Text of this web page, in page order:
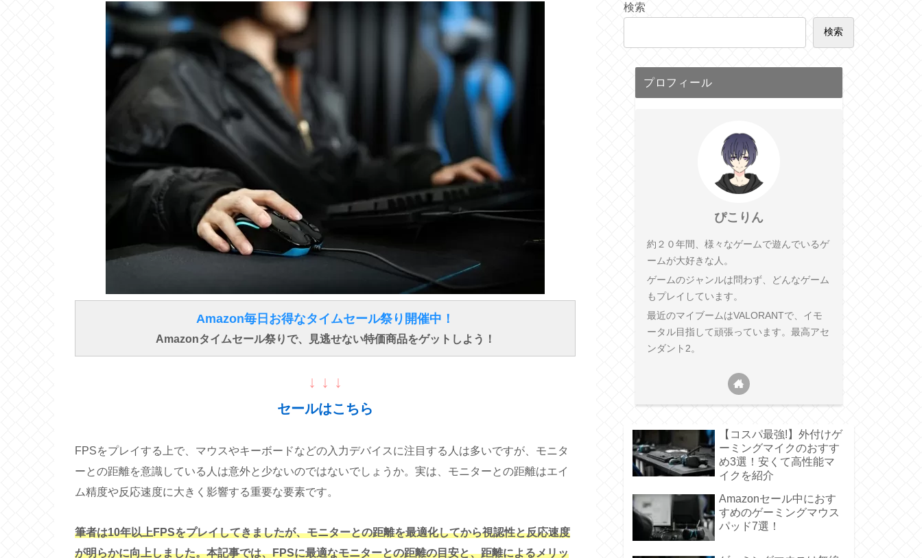
Amazon毎日お得なタイムセール祭り開催中！
Amazonタイムセール祭りで、見逃せない特価商品をゲットしよう！
↓ ↓ ↓
セールはこちら
FPSをプレイする上で、マウスやキーボードなどの入力デバイスに注目する人は多いですが、モニタ
ーとの距離を意識している人は意外と少ないのではないでしょうか。実は、モニターとの距離はエイ
ム精度や反応速度に大きく影響する重要な要素です。
筆者は10年以上FPSをプレイしてきましたが、モニターとの距離を最適化してから視認性と反応速度
が明らかに向上しました。本記事では、FPSに最適なモニターとの距離の目安と、距離によるメリッ
検索
検索
プロフィール
ぴこりん
約２０年間、様々なゲームで遊んでいるゲ
ームが大好きな人。
ゲームのジャンルは問わず、どんなゲーム
もプレイしています。
最近のマイブームはVALORANTで、イモ
ータル目指して頑張っています。最高アセ
ンダント2。
【コスパ最強!】外付けゲ
ーミングマイクのおすす
め3選！安くて高性能マ
イクを紹介
Amazonセール中におす
すめのゲーミングマウス
パッド7選！